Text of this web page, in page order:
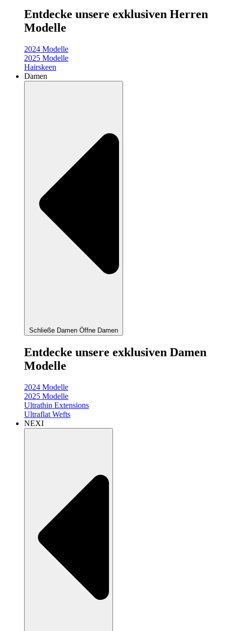
Entdecke unsere exklusiven Herren
Modelle
2024 Modelle
2025 Modelle
Hairskeen
Damen
Schließe Damen Öffne Damen
Entdecke unsere exklusiven Damen
Modelle
2024 Modelle
2025 Modelle
Ultrathin Extensions
Ultraflat Wefts
NEXI